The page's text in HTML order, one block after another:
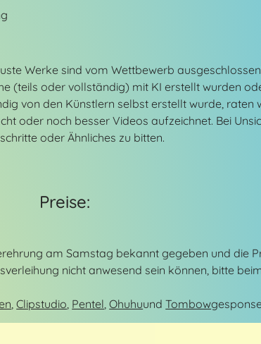
Werke sind vom Wettbewerb
(teils oder vollständig) mit KI erstellt wurden
von den Künstlern selbst erstellt wurde, raten
oder noch besser Videos aufzeichnet. Bei
oder Ähnliches zu bitten.
Preise:
am Samstag bekannt gegeben und die
nicht anwesend sein können, bitte
,Clipstudio, Pentel,OhuhuundTombow